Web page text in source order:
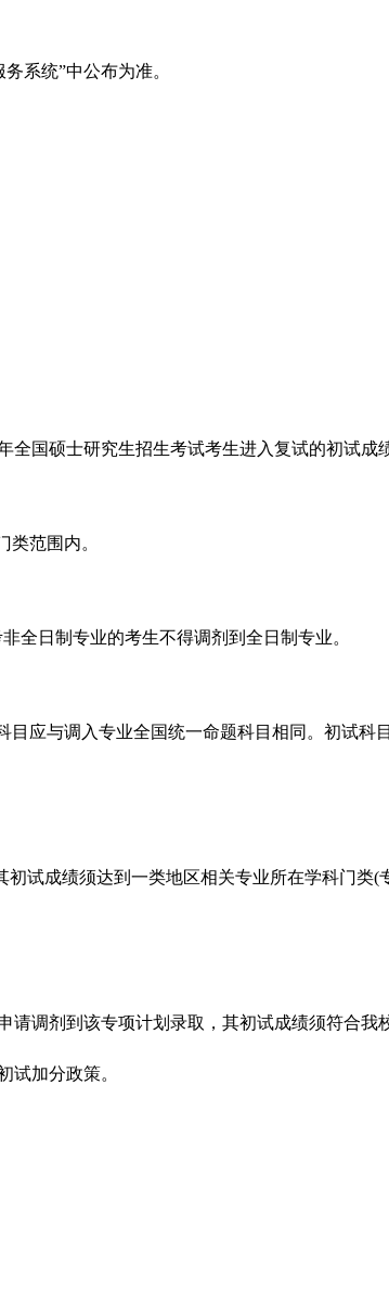
系统”中公布为准。
硕士研究生招生考试考生进入复试的初试成
范围内。
日制专业的考生不得调剂到全日制专业。
与调入专业全国统一命题科目相同。初试科
成绩须达到一类地区相关专业所在学科门类(
剂到该专项计划录取，其初试成绩须符合我
试加分政策。